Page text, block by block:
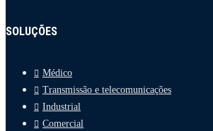
SOLUÇÕES
Médico
Transmissão e telecomunicações
Industrial
Comercial